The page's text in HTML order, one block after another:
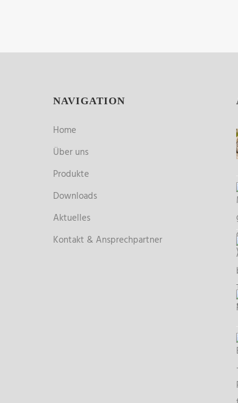
NAVIGATION
Home
Über uns
Produkte
Downloads
Aktuelles
Kontakt & Ansprechpartner